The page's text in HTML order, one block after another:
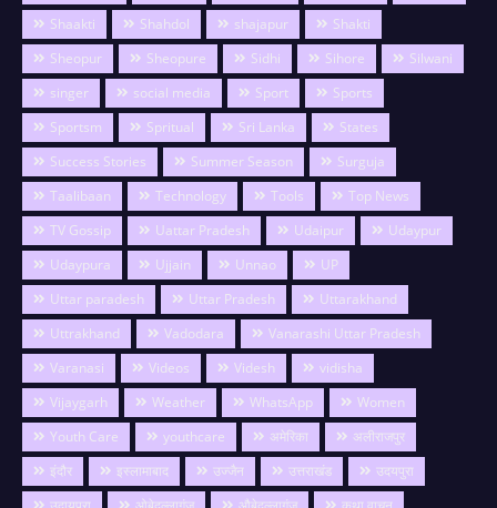
Shaakti
Shahdol shajapur
Shakti
Sheopur
Sheopure Sidhi Sihore
Silwani
singer
social media Sport
Sports
Sportsm
Spritual Sri Lanka
States
Success Stories
Summer Season
Surguja
Taalibaan
Technology Tools
Top News
TV Gossip
Uattar Pradesh Udaipur
Udaypur
Udaypura
Ujjain Unnao
UP
Uttar paradesh
Uttar Pradesh
Uttarakhand
Uttrakhand
Vadodara
Vanarashi Uttar Pradesh
Varanasi
Videos Videsh
vidisha
Vijaygarh
Weather WhatsApp
Women
Youth Care
youthcare अमेरिका
अलीराजपुर
इंदौर
इस्लामाबाद उज्जैन उत्तराखंड
उदयपुरा